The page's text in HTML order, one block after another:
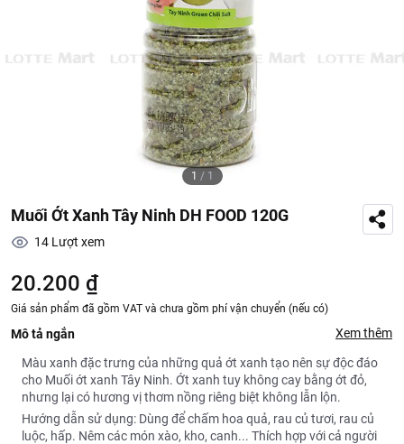
1 / 1
Muối Ớt Xanh Tây Ninh DH FOOD 120G
14 Lượt xem
20.200 ₫
Giá sản phẩm đã gồm VAT và chưa gồm phí vận chuyển (nếu có)
Mô tả ngắn Xem thêm
Màu xanh đặc trưng của những quả ớt xanh tạo nên sự độc đáo
cho Muối ớt xanh Tây Ninh. Ớt xanh tuy không cay bằng ớt đỏ,
nhưng lại có hương vị thơm nồng riêng biệt không lẫn lộn.
Hướng dẫn sử dụng: Dùng để chấm hoa quả, rau củ tươi, rau củ
luộc, hấp. Nêm các món xào, kho, canh... Thích hợp với cả người